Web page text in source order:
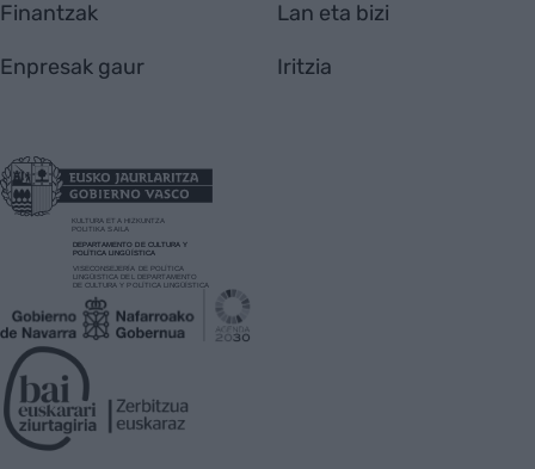
Finantzak
Enpresak gaur
Lan eta bizi
Iritzia